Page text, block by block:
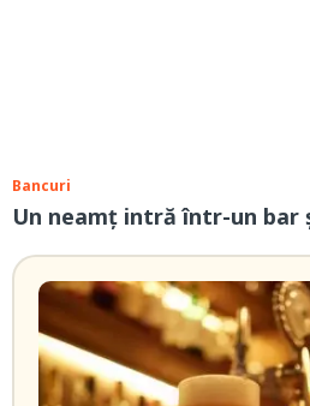
Bancuri
Un neamț intră într-un bar